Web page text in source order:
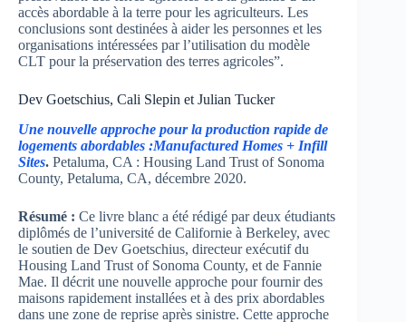
accès abordable à la terre pour les agriculteurs. Les
conclusions sont destinées à aider les personnes et les
organisations intéressées par l’utilisation du modèle
CLT pour la préservation des terres agricoles”.
Dev Goetschius, Cali Slepin et Julian Tucker
Une nouvelle approche pour la production rapide de
logements abordables :Manufactured Homes + Infill
Sites. Petaluma, CA : Housing Land Trust of Sonoma
County, Petaluma, CA, décembre 2020.
Résumé : Ce livre blanc a été rédigé par deux étudiants
diplômés de l’université de Californie à Berkeley, avec
le soutien de Dev Goetschius, directeur exécutif du
Housing Land Trust of Sonoma County, et de Fannie
Mae. Il décrit une nouvelle approche pour fournir des
maisons rapidement installées et à des prix abordables
dans une zone de reprise après sinistre. Cette approche